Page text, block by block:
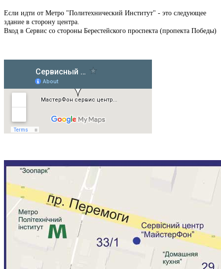
Если идти от Метро "Политехнический Институт" - это следующее
здание в сторону центра.
Вход в Сервис со стороны Берестейского проспекта (пропекта Победы)